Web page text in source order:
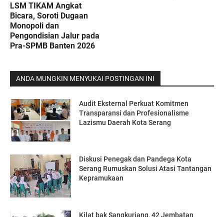
LSM TIKAM Angkat
Bicara, Soroti Dugaan
Monopoli dan
Pengondisian Jalur pada
Pra-SPMB Banten 2026
ANDA MUNGKIN MENYUKAI POSTINGAN INI
Audit Eksternal Perkuat Komitmen
Transparansi dan Profesionalisme
Lazismu Daerah Kota Serang
Diskusi Penegak dan Pandega Kota
Serang Rumuskan Solusi Atasi Tantangan
Kepramukaan
Kilat bak Sangkuriang, 42 Jembatan